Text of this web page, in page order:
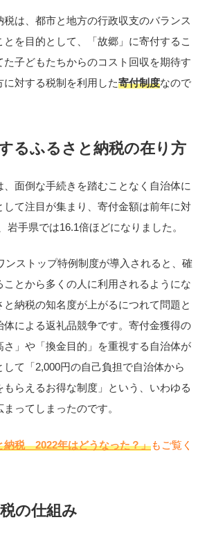
は、都市と地方の行政収支のバランス
を目的として、「故郷」に寄付するこ
た子どもたちからのコスト回収を期待す
に対する税制を利用した寄付制度なので
るふるさと納税の在り方
面倒な手続きを踏むことなく自治体に
して注目が集まり、寄付金額は前年に対
岩手県では16.1倍ほどになりました。
ンストップ特例制度が導入されると、確
ことから多くの人に利用されるようにな
と納税の知名度が上がるにつれて問題と
体による返礼品競争です。寄付金獲得の
さ」や「換金目的」を重視する自治体が
て「2,000円の自己負担で自治体から
もらえるお得な制度」という、いわゆる
まってしまったのです。
納税 2022年はどうなった？」もご覧く
の仕組み